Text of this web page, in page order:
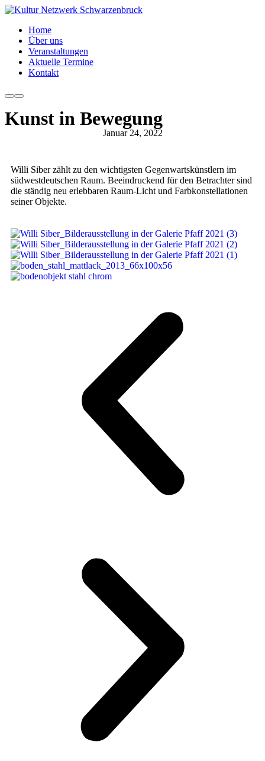
Home
Über uns
Veranstaltungen
Aktuelle Termine
Kontakt
Kunst in Bewegung
Januar 24, 2022
Willi Siber zählt zu den wichtigsten Gegenwartskünstlern im
südwestdeutschen Raum. Beeindruckend für den Betrachter sind
die ständig neu erlebbaren Raum-Licht und Farbkonstellationen
seiner Objekte.